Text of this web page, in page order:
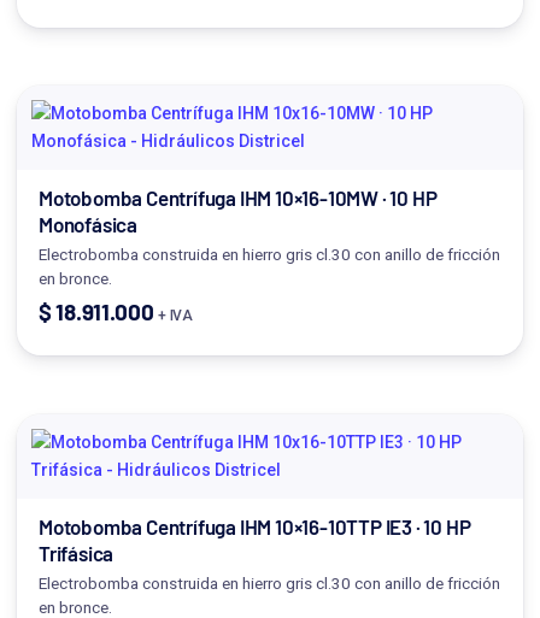
Motobomba Centrífuga IHM 10×16-10MW · 10 HP
Monofásica
Electrobomba construida en hierro gris cl.30 con anillo de fricción
en bronce.
$18.911.000 + IVA
Motobomba Centrífuga IHM 10×16-10TTP IE3 · 10 HP
Trifásica
Electrobomba construida en hierro gris cl.30 con anillo de fricción
en bronce.